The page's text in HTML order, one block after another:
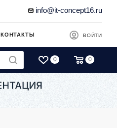
info@it-concept16.ru
КОНТАКТЫ ВОЙТИ
0 0